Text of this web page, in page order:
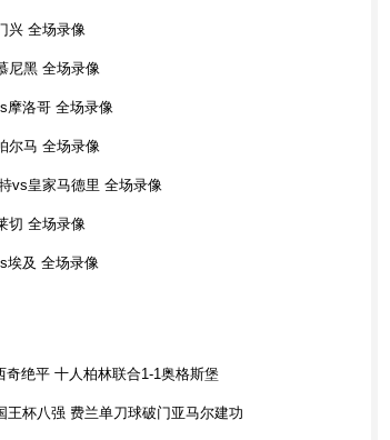
兴 全场录像
尼黑 全场录像
摩洛哥 全场录像
尔马 全场录像
vs皇家马德里 全场录像
切 全场录像
埃及 全场录像
绝平 十人柏林联合1-1奥格斯堡
王杯八强 费兰单刀球破门亚马尔建功